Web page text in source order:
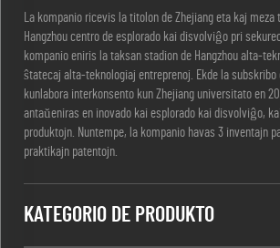
La kompanio ricevis la titolon de Zhejiang eta kaj meza
Hangzhou centro de esplorado kai disvolviĝo pri
kompanio eniris la taksan stadion de Hangzhou alta-
ŝtatecaj alta-teknologiaj entreprenoj. Ekde la subskribo
kunlabora interkonsento kun Zhejiang universitato en
antaŭeniras en inovado kai esplorado kai disvolviĝo,
produktojn. Nuntempe, la kompanio havas 3 inventajn
praktikajn patentojn.
KATEGORIO DE PRODUKTO